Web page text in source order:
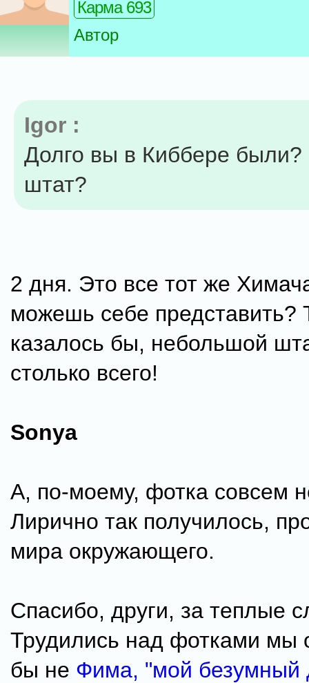
Карма 693
Автор
Igor :
Долго вы в Киббере были?
штат?
2 дня. Это все тот же
можешь себе представить?
казалось бы, небольшой
столько всего!
Sonya
А, по-моему, фотка совсем
Лирично так получилось,
мира окружающего.
Спасибо, други, за теплые
Трудились над фотками мы
бы не Фима, "мой безумный